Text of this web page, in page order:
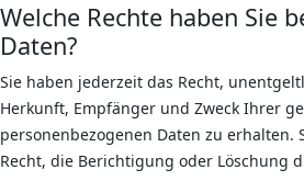
Welche Rechte haben Sie
Daten?
Sie haben jederzeit das Recht,
Herkunft, Empfänger und Zweck Ihrer
personenbezogenen Daten zu erhalten.
Recht, die Berichtigung oder Löschung